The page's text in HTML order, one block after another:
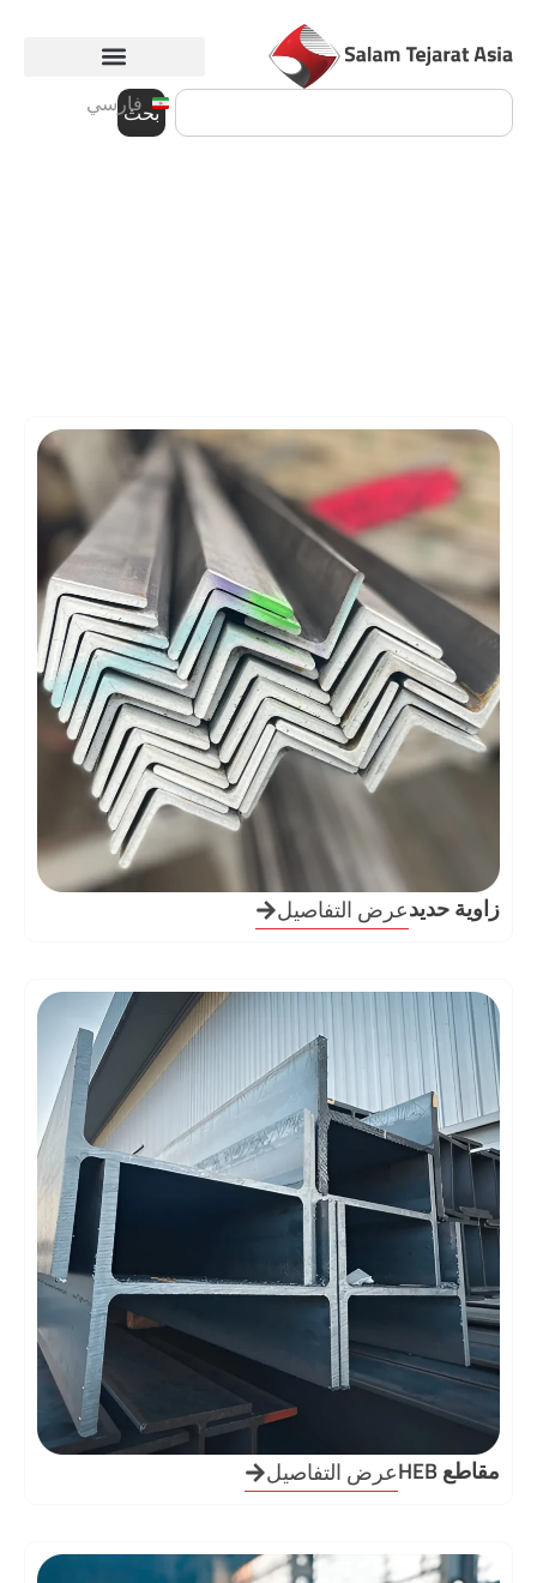
بحثفارسي
زاوية حديدعرض التفاصيل
مقاطع HEB عرض التفاصيل